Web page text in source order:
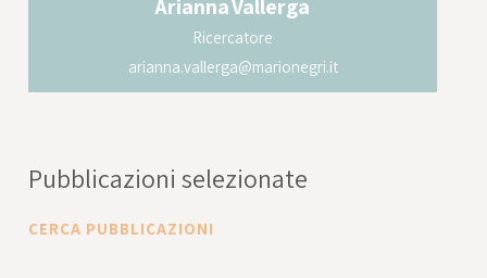
AriannaVallerga
Ricercatore
arianna.vallerga@marionegri.it
Pubblicazioni selezionate
CERCA PUBBLICAZIONI